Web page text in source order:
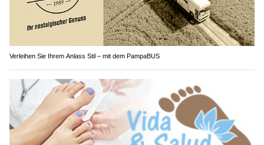
Verleihen Sie Ihrem Anlass Stil – mit dem PampaBUS